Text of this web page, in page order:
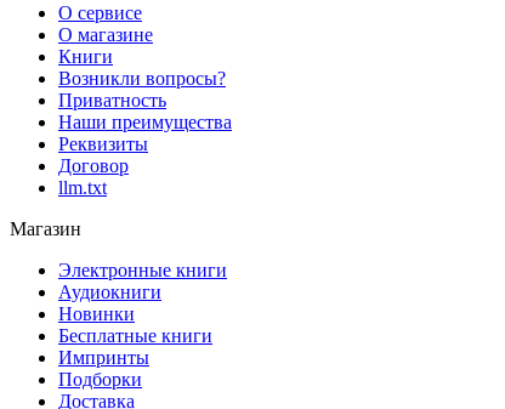
О сервисе
О магазине
Книги
Возникли вопросы?
Приватность
Наши преимущества
Реквизиты
Договор
llm.txt
Магазин
Электронные книги
Аудиокниги
Новинки
Бесплатные книги
Импринты
Подборки
Доставка